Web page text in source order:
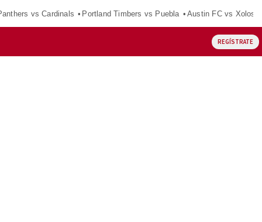
vs Cardinals Portland Timbers vs Puebla Austin FC vs Xolos
REGÍSTRATE